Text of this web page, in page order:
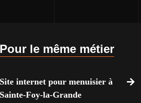
Pour le même métier
Site internet pour menuisier à
Sainte-Foy-la-Grande